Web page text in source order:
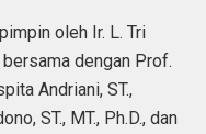
oleh Ir. L. Tri
bersama dengan Prof.
Andriani, ST.,
ST., MT., Ph.D., dan